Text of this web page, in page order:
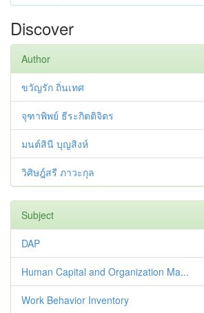
Discover
Author
ขวัญรัก ถิ่นเทศ
จุฑาพิพย์ ธีระกิตติจิตร
มนต์สินี บุญสิงห์
วิศิษฎ์สรี ภาวะกุล
Subject
DAP
Human Capital and Organization Ma...
Work Behavior Inventory